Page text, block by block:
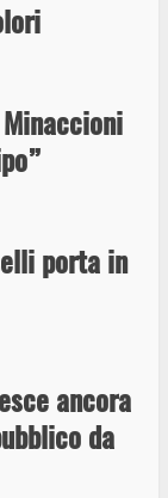
porta in
ancora
da
il ladro seriale
di
ospitata al
trasferimento
dal 15 al 17